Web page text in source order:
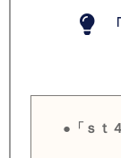
「
●「ｓｔ